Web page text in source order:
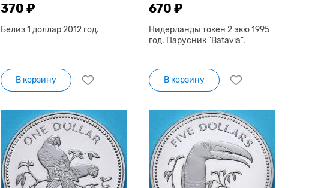
370 ₽
Белиз 1 доллар 2012 год.
В корзину
670 ₽
Нидерланды токен 2 экю 1995
год. Парусник "Batavia".
В корзину